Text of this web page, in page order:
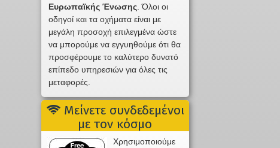
Ευρωπαϊκής Ένωσης. Όλοι οι
οδηγοί και τα οχήματα είναι με
μεγάλη προσοχή επιλεγμένα ώστε
να μπορούμε να εγγυηθούμε ότι θα
προσφέρουμε το καλύτερο δυνατό
επίπεδο υπηρεσιών για όλες τις
μεταφορές.
Μείνετε συνδεδεμένοι
με τον κόσμο
Χρησιμοποιούμε